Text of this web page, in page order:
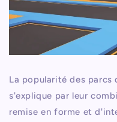
La popularité des
s'explique par leur
remise en forme et